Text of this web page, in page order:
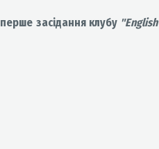
перше засідання клубу "English